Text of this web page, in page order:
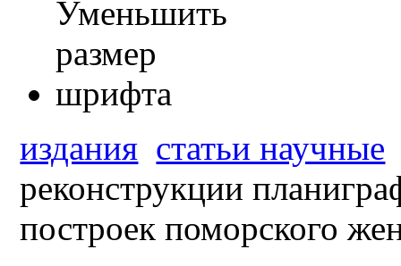
издания статьи научные
реконструкции
построек поморского